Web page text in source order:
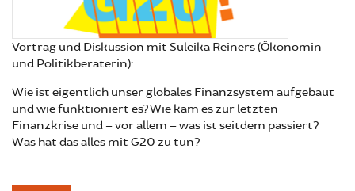
Vortrag und Diskussion mit Suleika Reiners (Ökonomin
und Politikberaterin):
Wie ist eigentlich unser globales Finanzsystem aufgebaut
und wie funktioniert es? Wie kam es zur letzten
Finanzkrise und – vor allem – was ist seitdem passiert?
Was hat das alles mit G20 zu tun?